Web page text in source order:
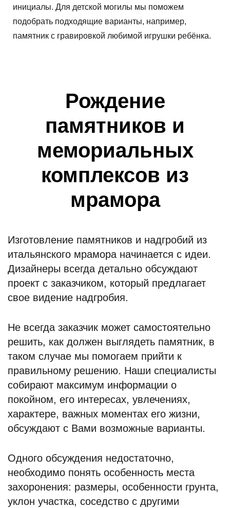
инициалы. Для детской могилы мы поможем
подобрать подходящие варианты, например,
памятник с гравировкой любимой игрушки ребёнка.
Рождение
памятников и
мемориальных
комплексов из
мрамора
Изготовление памятников и надгробий из
итальянского мрамора начинается с идеи.
Дизайнеры всегда детально обсуждают
проект с заказчиком, который предлагает
свое видение надгробия.
Не всегда заказчик может самостоятельно
решить, как должен выглядеть памятник, в
таком случае мы помогаем прийти к
правильному решению. Наши специалисты
собирают максимум информации о
покойном, его интересах, увлечениях,
характере, важных моментах его жизни,
обсуждают с Вами возможные варианты.
Одного обсуждения недостаточно,
необходимо понять особенность места
захоронения: размеры, особенности грунта,
уклон участка, соседство с другими